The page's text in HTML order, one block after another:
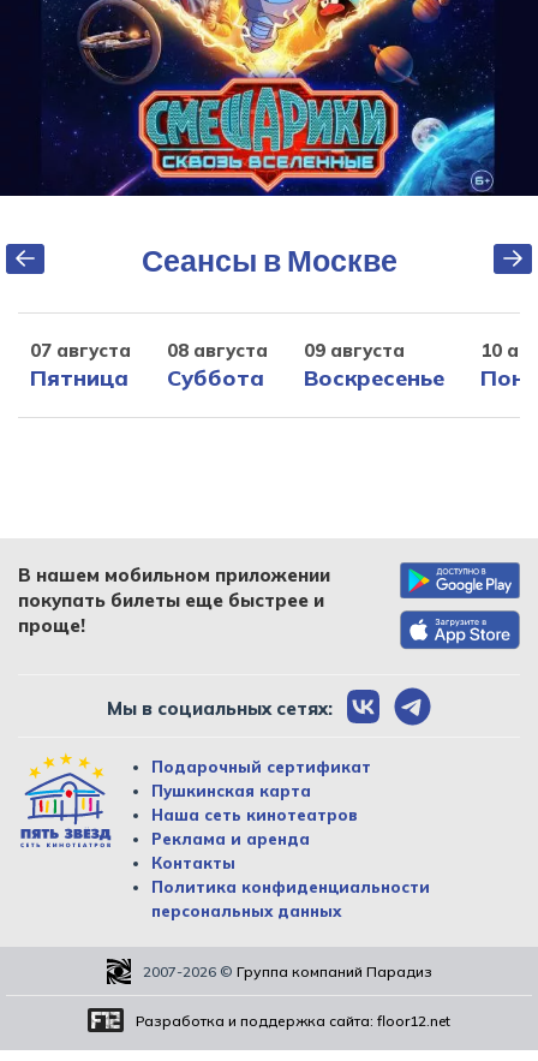
Сеансы в Москве
07 августа
Пятница
08 августа
Суббота
09 августа
Воскресенье
10
В нашем мобильном приложении
покупать билеты еще быстрее и
проще!
Мы в социальных сетях:
Подарочный сертификат
Пушкинская карта
Наша сеть кинотеатров
Реклама и аренда
Контакты
Политика конфиденциальности
персональных данных
2007-2026 © Группа компаний Парадиз
Разработка и поддержка сайта: floor12.net